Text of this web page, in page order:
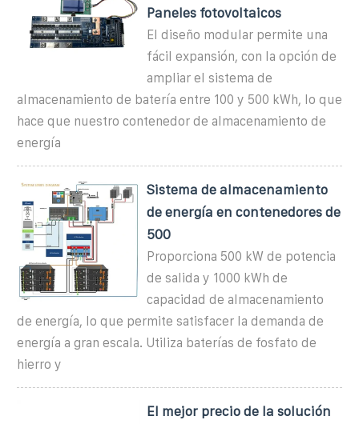
Paneles fotovoltaicos
El diseño modular permite una
fácil expansión, con la opción de
ampliar el sistema de
almacenamiento de batería entre 100 y 500 kWh, lo que
hace que nuestro contenedor de almacenamiento de
energía
Sistema de almacenamiento
de energía en contenedores de
500
Proporciona 500 kW de potencia
de salida y 1000 kWh de
capacidad de almacenamiento
de energía, lo que permite satisfacer la demanda de
energía a gran escala. Utiliza baterías de fosfato de
hierro y
El mejor precio de la solución